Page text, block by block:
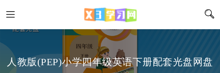
人教版(PEP)小学四年级英语下册配套光盘网盘